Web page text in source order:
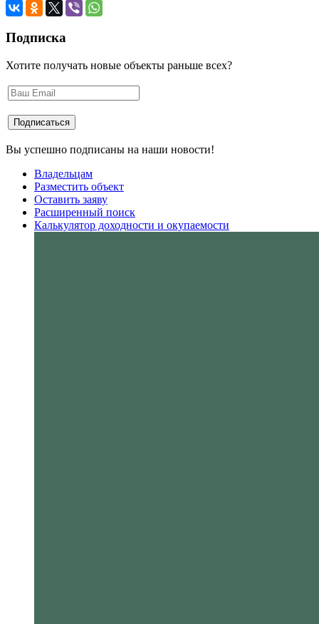
Подписка
Хотите получать новые объекты раньше всех?
Вы успешно подписаны на наши новости!
Владельцам
Разместить объект
Оставить заяву
Расширенный поиск
Калькулятор доходности и окупаемости